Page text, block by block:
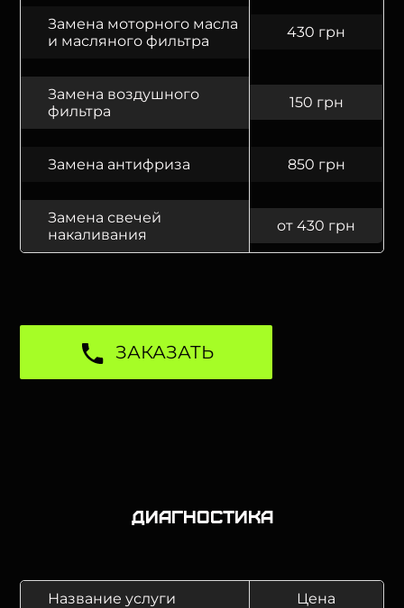
Замена моторного масла
и масляного фильтра
430 грн
Замена воздушного
фильтра
150 грн
Замена антифриза 850 грн
Замена свечей
накаливания
от 430 грн
ЗАКАЗАТЬ
Диагностика
Название услуги Цена